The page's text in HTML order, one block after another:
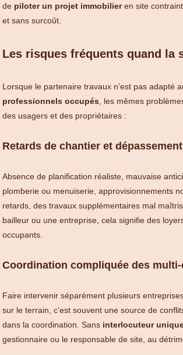
de piloter un projet immobilieren site
et sans surcoût.
Les risques fréquents quand
Lorsque le partenaire travaux n’est pas adapté
professionnels occupés , les mêmes
des usagers et des propriétaires :
Retards de chantier et
Absence de planification réaliste, mauvaise
plomberie ou menuiserie, approvisionnements
retards, des travaux supplémentaires mal
bailleur ou une entreprise, cela signifie des
occupants.
Coordination compliquée des multi-
Faire intervenir séparément plusieurs
sur le terrain, c’est souvent une source de
dans la coordination. Sans interlocuteur
gestionnaire ou le responsable de site, au